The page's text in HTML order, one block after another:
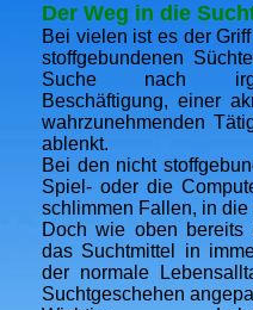
Der Weg in die
Bei vielen ist es der
stoffgebundenen
Suche nach
Beschäftigung, einer
wahrzunehmenden
ablenkt.
Bei den nicht
Spiel- oder die
schlimmen Fallen, in die
Doch wie oben bereits
das Suchtmittel in
der normale
Suchtgeschehen